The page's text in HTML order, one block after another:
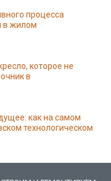
процесса
в жилом
которое не
в
как на самом
технологическом